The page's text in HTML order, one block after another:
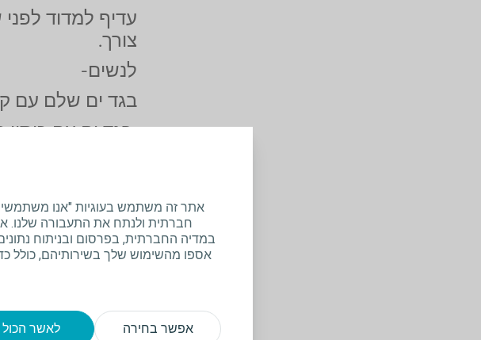
אתר זה משתמש בעוגיות "אנו משתמשים
חברתית ולנתח את התעבורה שלנו.
במדיה החברתית, בפרסום ובניתוח
אספו מהשימוש שלך בשירותיהם, כולל
אפשר בחירה לאשר הכול
עדיף למדוד לפני
צורך.
לנשים-
בגד ים שלם עם
בגד ים עם
בד שקושרים
לבישת שכבות,
מתחת למכנס
מרחו קרם הגנה
עשויים למנוע